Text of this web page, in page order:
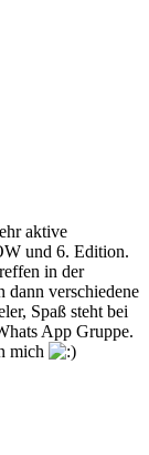
aktive
und 6. Edition.
in der
dann verschiedene
Spaß steht bei
App Gruppe.
mich